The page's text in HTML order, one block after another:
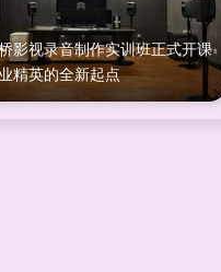
影视录音制作实训班正式开课
精英的全新起点